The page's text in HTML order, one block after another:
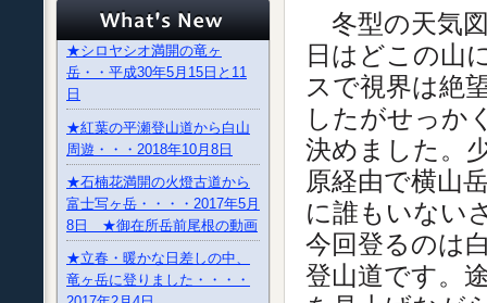
★シロヤシオ満開の竜ヶ
岳・・平成30年5月15日と11
日
★紅葉の平瀬登山道から白山
周遊・・・2018年10月8日
★石楠花満開の火燈古道から
富士写ヶ岳・・・・2017年5月
8日 ★御在所岳前尾根の動画
★立春・暖かな日差しの中、
竜ヶ岳に登りました・・・・
冬型の天気
日はどこの山
スで視界は絶
したがせっか
決めました。
原経由で横山
に誰もいない
今回登るのは
登山道です。